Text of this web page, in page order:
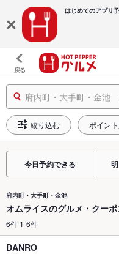
はじめてのアプリ
戻る
府内町・大手町・金池
絞り込む ポイン
今日予約できる
府内町・大手町・金池
オムライスのグルメ・クー
6件 1-6件
DANRO